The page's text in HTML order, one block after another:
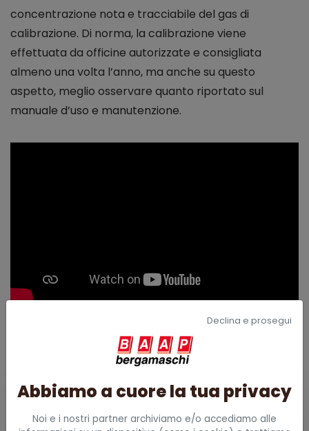
concentrazione nota e tracciabile del gas di
calibrazione. Di norma, la calibrazione viene
effettuata da officine autorizzate e consigliata
almeno una volta l’anno, ma anche su questo
aspetto, meglio osservare quanto riportato sul
manuale d’uso e manutenzione.
Richiedi subito un preventivo
personalizzato
Declina e prosegui
Abbiamo a cuore la tua privacy
Noi e i nostri partner archiviamo e/o accediamo alle